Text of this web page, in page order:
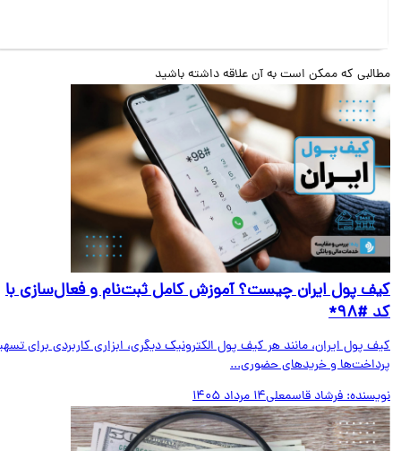
که ممکن است به آن علاقه داشته باشید
پول ایران چیست؟ آموزش کامل ثبت‌نام و فعال‌سازی با
پول ایران، مانند هر کیف پول الکترونیک دیگری، ابزاری کاربردی برای تسهیل
و خریدهای حضوری...
فرشاد قاسمعلی14 مرداد 1405